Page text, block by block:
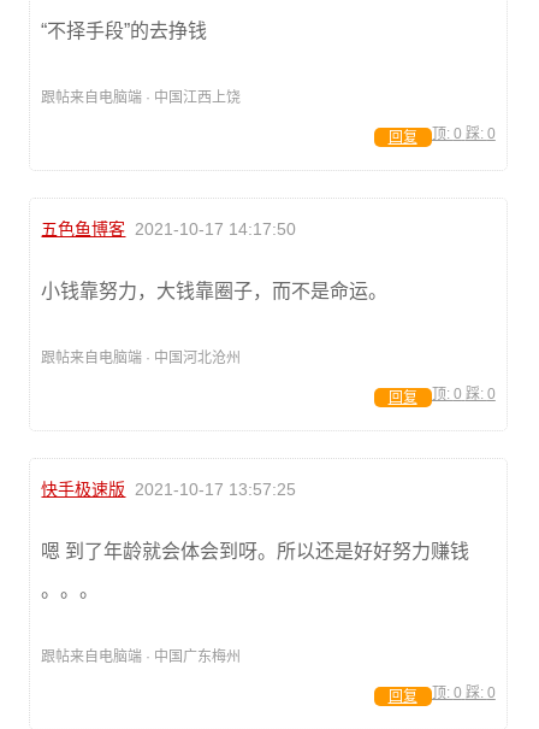
“不择手段”的去挣钱
跟帖来自电脑端 · 中国江西上饶
顶: 0 踩: 0
回复
五色鱼博客 2021-10-17 14:17:50
小钱靠努力，大钱靠圈子，而不是命运。
跟帖来自电脑端 · 中国河北沧州
顶: 0 踩: 0
回复
快手极速版 2021-10-17 13:57:25
嗯 到了年龄就会体会到呀。所以还是好好努力赚钱
。。。
跟帖来自电脑端 · 中国广东梅州
顶: 0 踩: 0
回复